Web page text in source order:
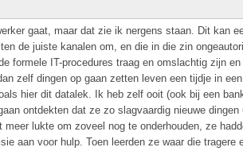
gaat, maar dat zie ik nergens staan. Dit kan
de juiste kanalen om, en die in die zin
formele IT-procedures traag en omslachtig zijn
zelf dingen op gaan zetten leven een tijdje in
hier dit datalek. Ik heb zelf ooit (ook bij een
ontdekten dat ze zo slagvaardig nieuwe
lukte om zoveel nog te onderhouden, ze
aan voor hulp. Toen leerden ze waar die tragere